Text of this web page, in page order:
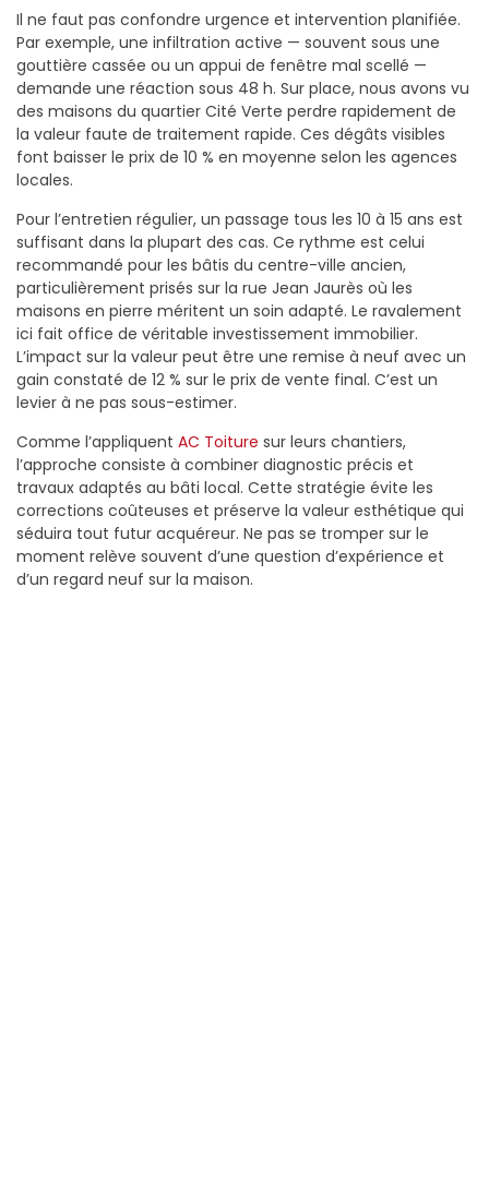
Il ne faut pas confondre urgence et intervention planifiée.
Par exemple, une infiltration active — souvent sous une
gouttière cassée ou un appui de fenêtre mal scellé —
demande une réaction sous 48 h. Sur place, nous avons vu
des maisons du quartier Cité Verte perdre rapidement de
la valeur faute de traitement rapide. Ces dégâts visibles
font baisser le prix de 10 % en moyenne selon les agences
locales.
Pour l’entretien régulier, un passage tous les 10 à 15 ans est
suffisant dans la plupart des cas. Ce rythme est celui
recommandé pour les bâtis du centre-ville ancien,
particulièrement prisés sur la rue Jean Jaurès où les
maisons en pierre méritent un soin adapté. Le ravalement
ici fait office de véritable investissement immobilier.
L’impact sur la valeur peut être une remise à neuf avec un
gain constaté de 12 % sur le prix de vente final. C’est un
levier à ne pas sous-estimer.
Comme l’appliquent AC Toiture sur leurs chantiers,
l’approche consiste à combiner diagnostic précis et
travaux adaptés au bâti local. Cette stratégie évite les
corrections coûteuses et préserve la valeur esthétique qui
séduira tout futur acquéreur. Ne pas se tromper sur le
moment relève souvent d’une question d’expérience et
d’un regard neuf sur la maison.